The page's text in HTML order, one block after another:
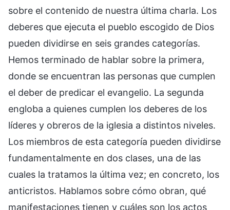
sobre el contenido de nuestra última charla. Los
deberes que ejecuta el pueblo escogido de Dios
pueden dividirse en seis grandes categorías.
Hemos terminado de hablar sobre la primera,
donde se encuentran las personas que cumplen
el deber de predicar el evangelio. La segunda
engloba a quienes cumplen los deberes de los
líderes y obreros de la iglesia a distintos niveles.
Los miembros de esta categoría pueden dividirse
fundamentalmente en dos clases, una de las
cuales la tratamos la última vez; en concreto, los
anticristos. Hablamos sobre cómo obran, qué
manifestaciones tienen y cuáles son los actos